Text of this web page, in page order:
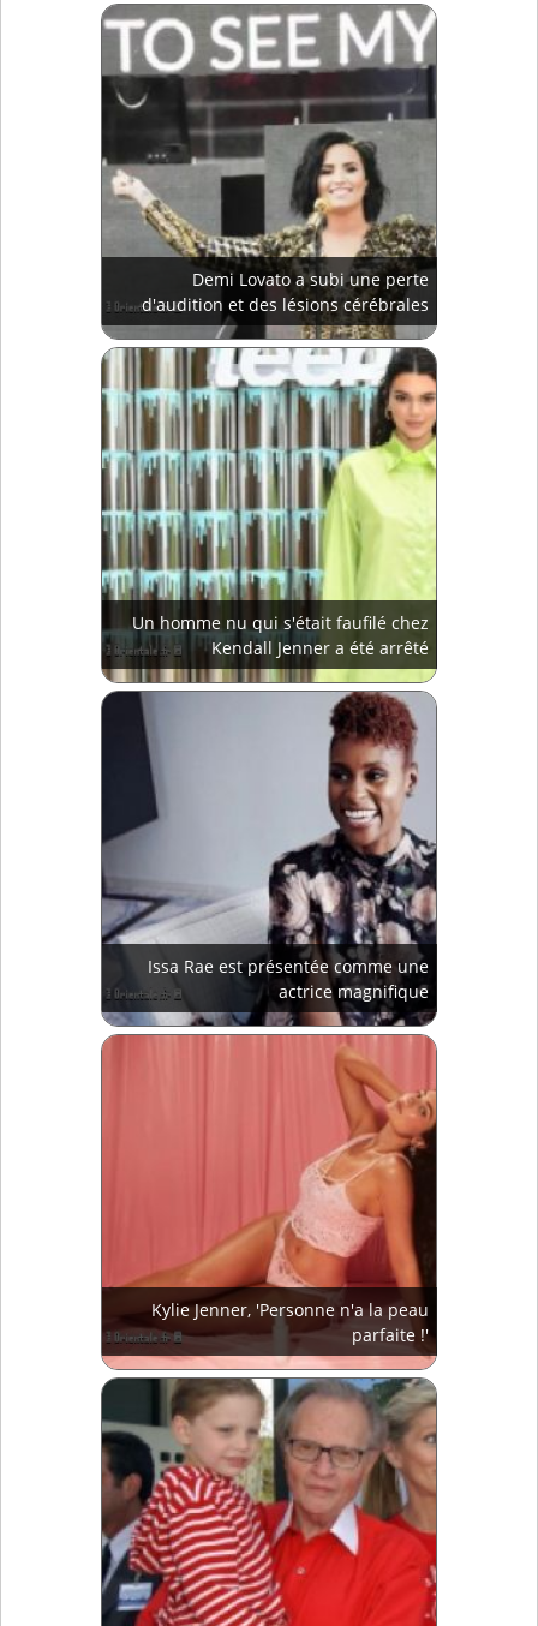
Demi Lovato a subi une perte
d'audition et des lésions cérébrales
Un homme nu qui s'était faufilé chez
Kendall Jenner a été arrêté
Issa Rae est présentée comme une
actrice magnifique
Kylie Jenner, 'Personne n'a la peau
parfaite !'